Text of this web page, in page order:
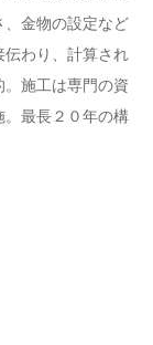
金物の設定など
わり、計算され
施工は専門の資
最長２０年の構